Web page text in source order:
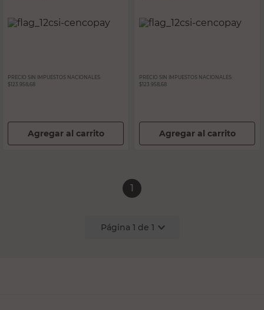
PRECIO SIN IMPUESTOS NACIONALES:
$123.958,68
Agregar al carrito
PRECIO SIN IMPUESTOS NACIONALES:
$123.958,68
Agregar al carrito
1
Página 1 de 1